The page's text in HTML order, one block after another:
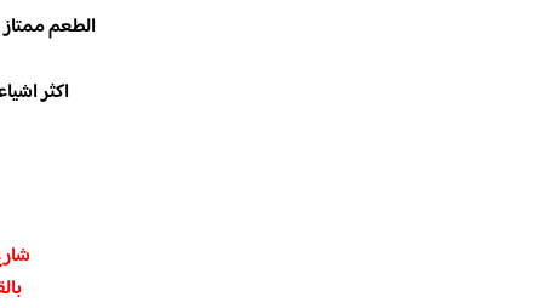
الطعم ممتاز
اكثر